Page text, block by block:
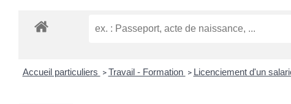
Accueil particuliers > Travail - Formation > Licenciement d'un